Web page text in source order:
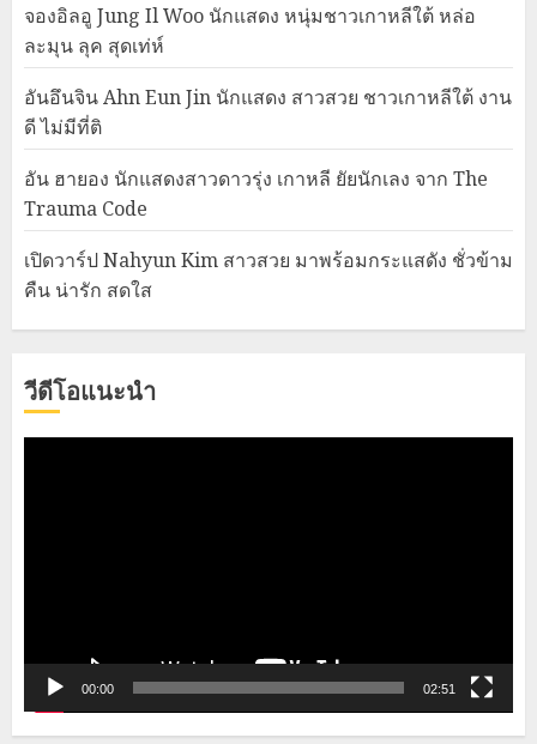
จองอิลอู Jung Il Woo นักแสดง หนุ่มชาวเกาหลีใต้ หล่อ
ละมุน ลุค สุดเท่ห์
อันอึนจิน Ahn Eun Jin นักแสดง สาวสวย ชาวเกาหลีใต้ งาน
ดี ไม่มีที่ติ
อัน ฮายอง นักแสดงสาวดาวรุ่ง เกาหลี ยัยนักเลง จาก The
Trauma Code
เปิดวาร์ป Nahyun Kim สาวสวย มาพร้อมกระแสดัง ชั่วข้าม
คืน น่ารัก สดใส
วีดีโอแนะนำ
00:00 02:51